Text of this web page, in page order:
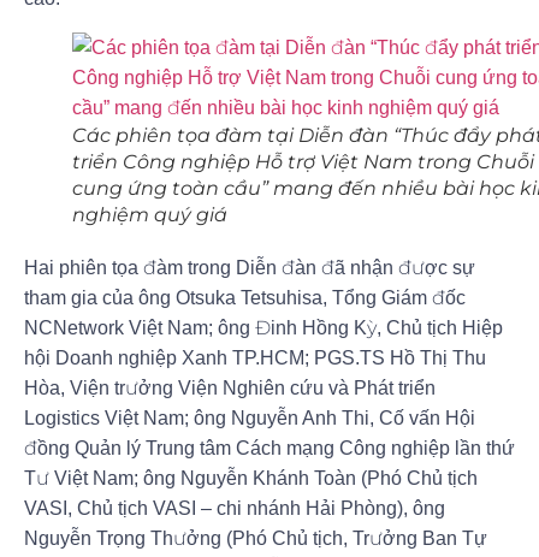
Các phiên tọa đàm tại Diễn đàn “Thúc đẩy
triển Công nghiệp Hỗ trợ Việt Nam trong Chuỗi
cung ứng toàn cầu” mang đến nhiều bài học
nghiệm quý giá
Hai phiên tọa đàm trong Diễn đàn đã nhận được sự
tham gia của ông Otsuka Tetsuhisa, Tổng Giám đốc
NCNetwork Việt Nam; ông Đinh Hồng Kỳ, Chủ tịch Hiệp
hội Doanh nghiệp Xanh TP.HCM; PGS.TS Hồ Thị Thu
Hòa, Viện trưởng Viện Nghiên cứu và Phát triển
Logistics Việt Nam; ông Nguyễn Anh Thi, Cố vấn Hội
đồng Quản lý Trung tâm Cách mạng Công nghiệp lần thứ
Tư Việt Nam; ông Nguyễn Khánh Toàn (Phó Chủ tịch
VASI, Chủ tịch VASI – chi nhánh Hải Phòng), ông
Nguyễn Trọng Thưởng (Phó Chủ tịch, Trưởng Ban Tự